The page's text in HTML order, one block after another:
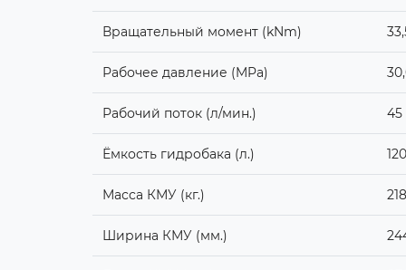
Вращательный момент (kNm)
Рабочее давление (MPa)
Рабочий поток (л/мин.) 45
Ёмкость гидробака (л.) 120
Масса КМУ (кг.)
Ширина КМУ (мм.)